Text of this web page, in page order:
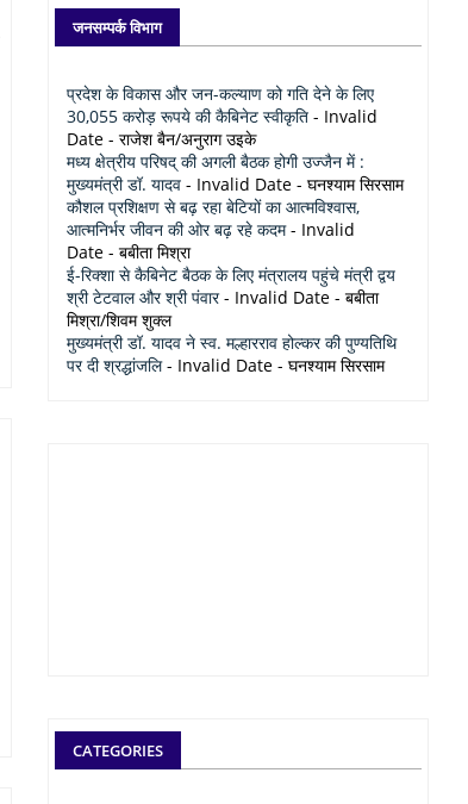
जनसम्पर्क विभाग
प्रदेश के विकास और जन-कल्याण को गति देने के लिए
30,055 करोड़ रूपये की कैबिनेट स्वीकृति - Invalid
Date - राजेश बैन/अनुराग उइके
मध्य क्षेत्रीय परिषद् की अगली बैठक होगी उज्जैन में :
मुख्यमंत्री डॉ. यादव - Invalid Date - घनश्याम सिरसाम
कौशल प्रशिक्षण से बढ़ रहा बेटियों का आत्मविश्वास,
आत्मनिर्भर जीवन की ओर बढ़ रहे कदम- Invalid
Date - बबीता मिश्रा
ई-रिक्शा से कैबिनेट बैठक के लिए मंत्रालय पहुंचे मंत्री द्वय
श्री टेटवाल और श्री पंवार- Invalid Date - बबीता
मिश्रा/शिवम शुक्ल
मुख्यमंत्री डॉ. यादव ने स्व. मल्हारराव होल्कर की पुण्यतिथि
पर दी श्रद्धांजलि- Invalid Date - घनश्याम सिरसाम
CATEGORIES